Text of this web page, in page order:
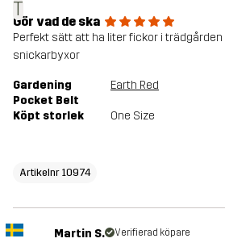
T
Gör vad de ska
Perfekt sätt att ha liter fickor i trädgården
snickarbyxor
Gardening
Pocket Belt
Earth Red
Köpt storlek One Size
Artikelnr 10974
Martin S. Verifierad köpare